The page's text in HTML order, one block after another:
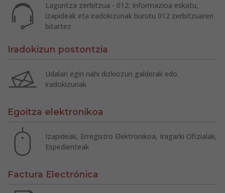
Laguntza zerbitzua - 012: Informazioa eskatu,
izapideak eta iradokizunak burutu 012 zerbitzuaren
bitartez
Iradokizun postontzia
Udalari egin nahi dizkiozun galderak edo
iradokizunak
Egoitza elektronikoa
Izapideak, Erregistro Elektronikoa, Iragarki Ofizialak,
Espedienteak
Factura Electrónica